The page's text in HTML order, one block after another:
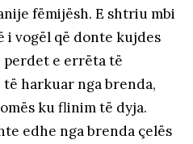
fëmijësh. E shtriu mbi
i vogël që donte kujdes
perdet e errëta të
harkuar nga brenda,
ku flinim të dyja.
edhe nga brenda çelës